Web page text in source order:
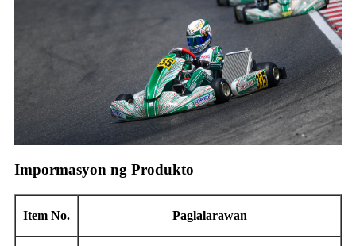
Impormasyon ng Produkto
Item No. Paglalarawan